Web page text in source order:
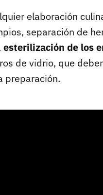
elaboración
separación de
esterilización de los
de vidrio, que
preparación.